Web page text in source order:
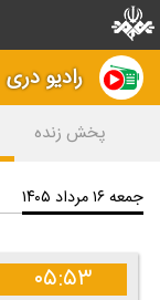
رادیو دری
پخش زنده
جمعه ۱۶ مرداد ۱۴۰۵
۰۵:۵۳